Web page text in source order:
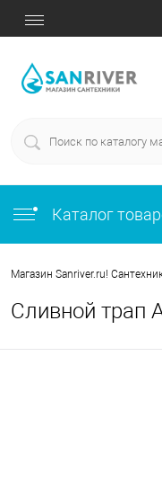
Каталог
Магазин Sanriver.ru!
Сливной трап